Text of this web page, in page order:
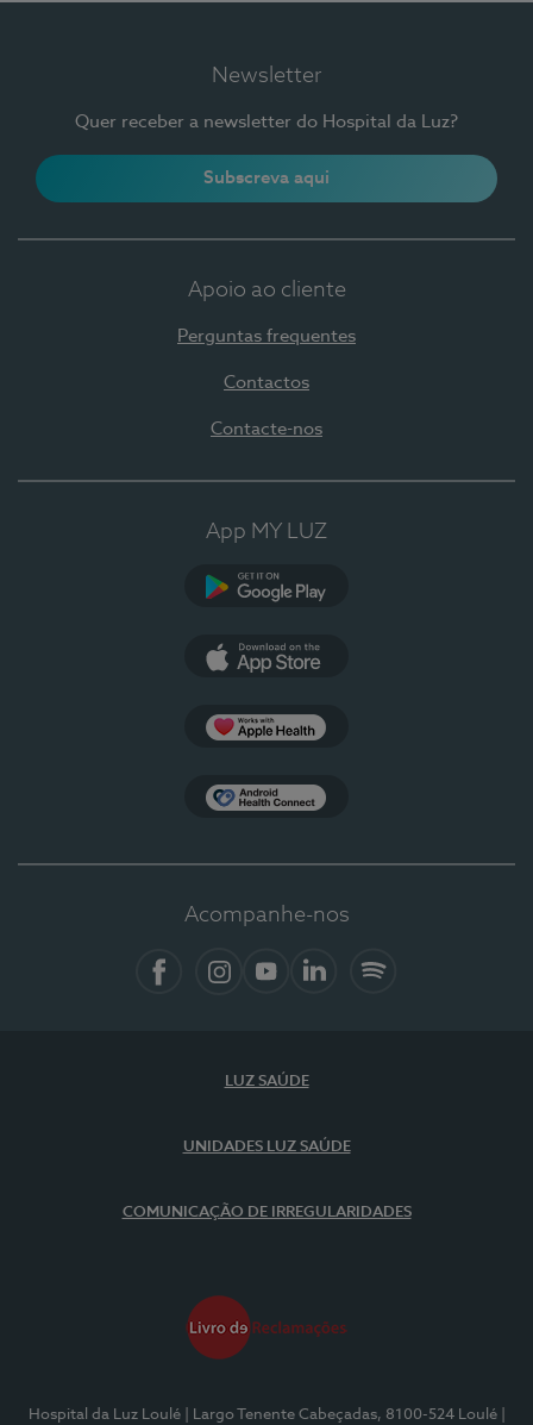
Newsletter
Quer receber a newsletter do Hospital da Luz?
Subscreva aqui
Apoio ao cliente
Perguntas frequentes
Contactos
Contacte-nos
App MY LUZ
Acompanhe-nos
LUZ SAÚDE
UNIDADES LUZ SAÚDE
COMUNICAÇÃO DE IRREGULARIDADES
Hospital da Luz Loulé | Largo Tenente Cabeçadas, 8100-524 Loulé